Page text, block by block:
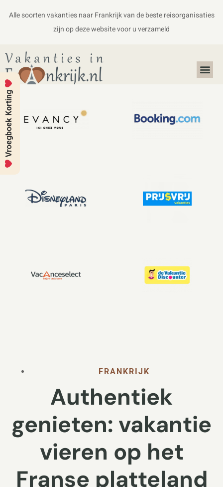
Alle soorten vakanties naar Frankrijk van de beste reisorganisaties
zijn op deze website voor u verzameld
FRANKRIJK
Authentiek
genieten: vakantie
vieren op het
Franse platteland
Vroegboek Korting